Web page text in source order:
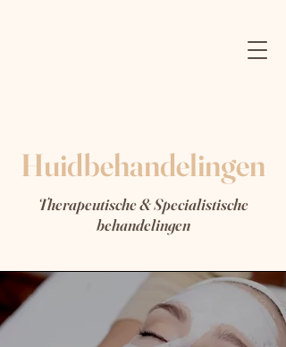
Huidbehandelingen
Therapeutische & Specialistische
behandelingen